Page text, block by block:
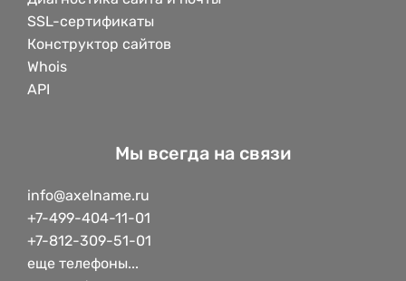
SSL-сертификаты
Конструктор сайтов
Whois
API
Мы всегда на связи
info@axelname.ru
+7-499-404-11-01
+7-812-309-51-01
еще телефоны...